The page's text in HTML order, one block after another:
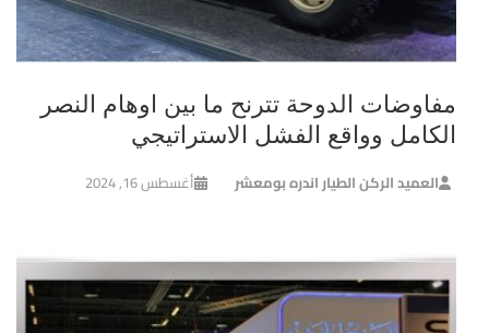
مفاوضات الدوحة تترنح ما بين اوهام النصر
الكامل وواقع الفشل الاستراتيجي
العميد الركن الطيار اندره بومعشر أغسطس 16, 2024